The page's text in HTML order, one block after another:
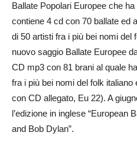
Ballate Popolari Europee che
contiene 4 cd con 70 ballate ed
di 50 artisti fra i più bei nomi del
nuovo saggio Ballate Europee
CD mp3 con 81 brani al quale
fra i più bei nomi del folk
con CD allegato, Eu 22). A
l’edizione in inglese “European
and Bob Dylan”.